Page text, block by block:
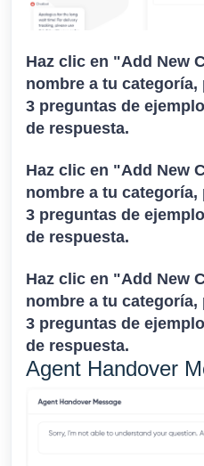
Haz clic en "Add New
nombre a tu
3 preguntas de
de respuesta.
Haz clic en "Add New
nombre a tu
3 preguntas de
de respuesta.
Haz clic en "Add New
nombre a tu
3 preguntas de
de respuesta.
Agent Handover